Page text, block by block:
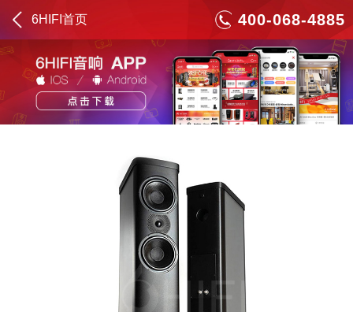
6HIFI首页 400-068-4885